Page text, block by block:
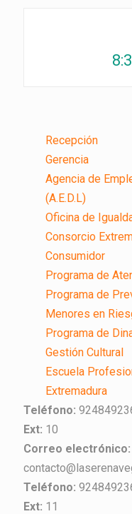
Recepción
Gerencia
Agencia de
(A.E.D.L)
Oficina de
Consorcio
Consumidor
Programa de
Programa de
Menores en
Programa de
Gestión Cultural
Escuela
Extremadura
Teléfono:
Ext: 10
Correo electrónico:
Teléfono:
Ext: 11